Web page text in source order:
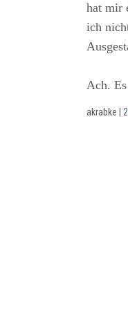
hat mir
ich
Ach.
akrabke |